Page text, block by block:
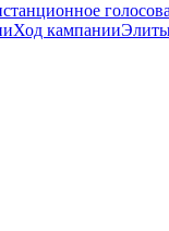
Ход кампании